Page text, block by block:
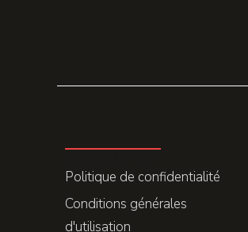
Politique de confidentialité
Conditions générales
d'utilisation